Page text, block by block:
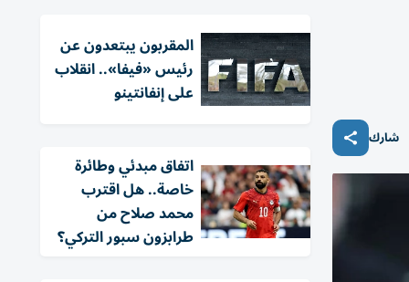
شارك
المقربون يبتعدون عن
رئيس «فيفا».. انقلاب
على إنفانتينو
اتفاق مبدئي وطائرة
خاصة.. هل اقترب
محمد صلاح من
طرابزون سبور التركي؟